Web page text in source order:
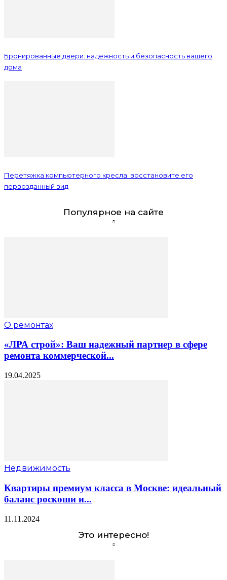
Бронированные двери: надежность и безопасность вашего
дома
Перетяжка компьютерного кресла: восстановите его
первозданный вид
Популярное на сайте
О ремонтах
«ЛРА строй»: Ваш надежный партнер в сфере
ремонта коммерческой...
19.04.2025
Недвижимость
Квартиры премиум класса в Москве: идеальный
баланс роскоши и...
11.11.2024
Это интересно!